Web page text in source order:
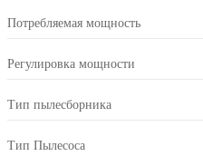
Потребляемая мощность
Регулировка мощности
Тип пылесборника
Тип Пылесоса